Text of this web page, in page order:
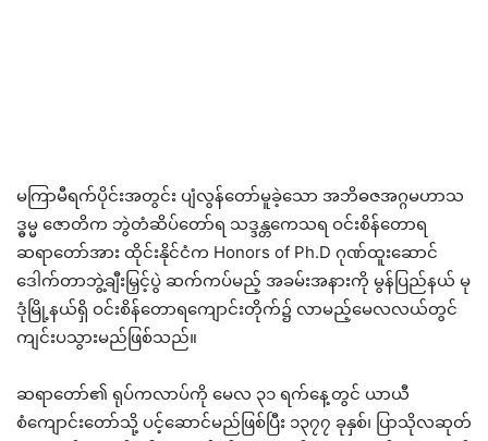
မကြာမီရက်ပိုင်းအတွင်း ပျံလွန်တော်မူခဲ့သော အဘိဓဇအဂ္ဂမဟာသ
ဒ္ဓမ္မ ဇောတိက ဘွဲတံဆိပ်တော်ရ သဒ္ဒန္တကေသရ ဝင်းစိန်တောရ
ဆရာတော်အား ထိုင်းနိုင်ငံက Honors of Ph.D ဂုဏ်ထူးဆောင်
ဒေါက်တာဘွဲ့ချီးမြှင့်ပွဲ ဆက်ကပ်မည့် အခမ်းအနားကို မွန်ပြည်နယ် မု
ဒုံမြို့နယ်ရှိ ဝင်းစိန်တောရကျောင်းတိုက်၌ လာမည့်မေလလယ်တွင်
ကျင်းပသွားမည်ဖြစ်သည်။
ဆရာတော်၏ ရုပ်ကလာပ်ကို မေလ ၃၁ ရက်နေ့တွင် ယာယီ
စံကျောင်းတော်သို့ ပင့်ဆောင်မည်ဖြစ်ပြီး ၁၃၇၇ ခုနှစ်၊ ပြာသိုလဆုတ်